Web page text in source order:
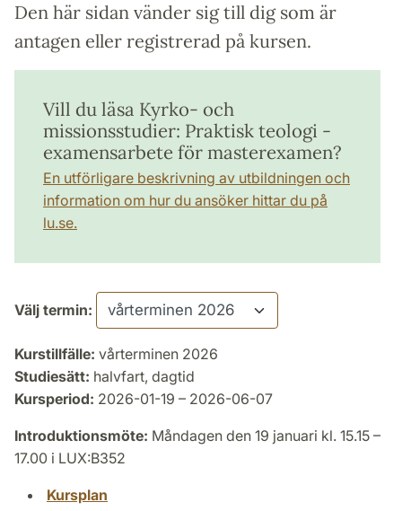
Den här sidan vänder sig till dig som är
antagen eller registrerad på kursen.
Vill du läsa Kyrko- och
missionsstudier: Praktisk teologi -
examensarbete för masterexamen?
En utförligare beskrivning av utbildningen och
information om hur du ansöker hittar du på
lu.se.
Välj termin:
Kurstillfälle: vårterminen 2026
Studiesätt: halvfart, dagtid
Kursperiod: 2026-01-19 – 2026-06-07
Introduktionsmöte: Måndagen den 19 januari kl. 15.15 –
17.00 i LUX:B352
Kursplan